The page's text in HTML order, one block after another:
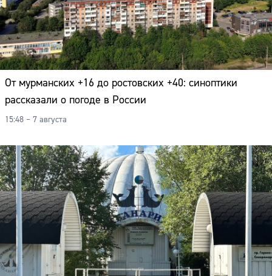
От мурманских +16 до ростовских +40: синоптики
рассказали о погоде в России
15:48 – 7 августа